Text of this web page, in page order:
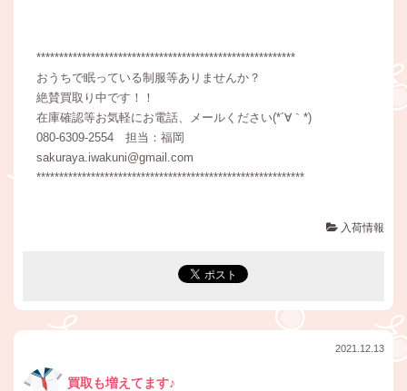
*********************************************************
おうちで眠っている制服等ありませんか？
絶賛買取り中です！！
在庫確認等お気軽にお電話、メールください(*´∀｀*)
080-6309-2554 担当：福岡
sakuraya.iwakuni@gmail.com
***********************************************************
入荷情報
2021.12.13
買取も増えてます♪